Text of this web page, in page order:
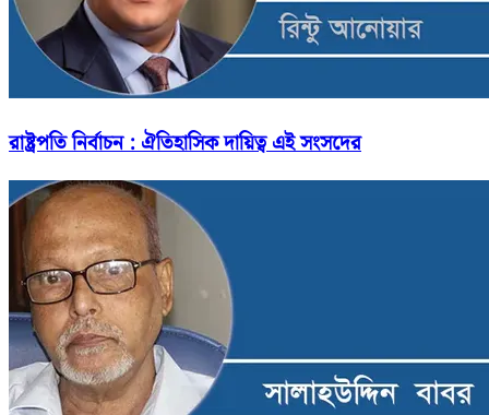
রাষ্ট্রপতি নির্বাচন : ঐতিহাসিক দায়িত্ব এই সংসদের